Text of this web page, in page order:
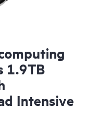
1.9TB
Intensive